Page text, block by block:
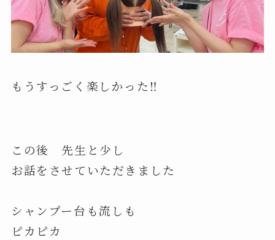
もうすっごく楽しかった‼️
この後 先生と少し
お話をさせていただきました
シャンプー台も流しも
ピカピカ